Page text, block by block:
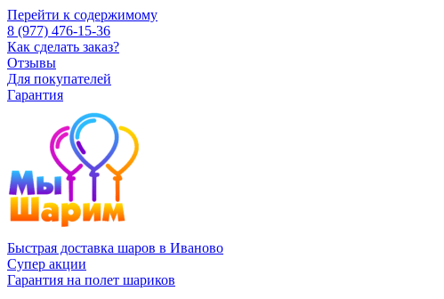
Перейти к содержимому
8 (977) 476-15-36
Как сделать заказ?
Отзывы
Для покупателей
Гарантия
Быстрая доставка шаров в Иваново
Супер акции
Гарантия на полет шариков